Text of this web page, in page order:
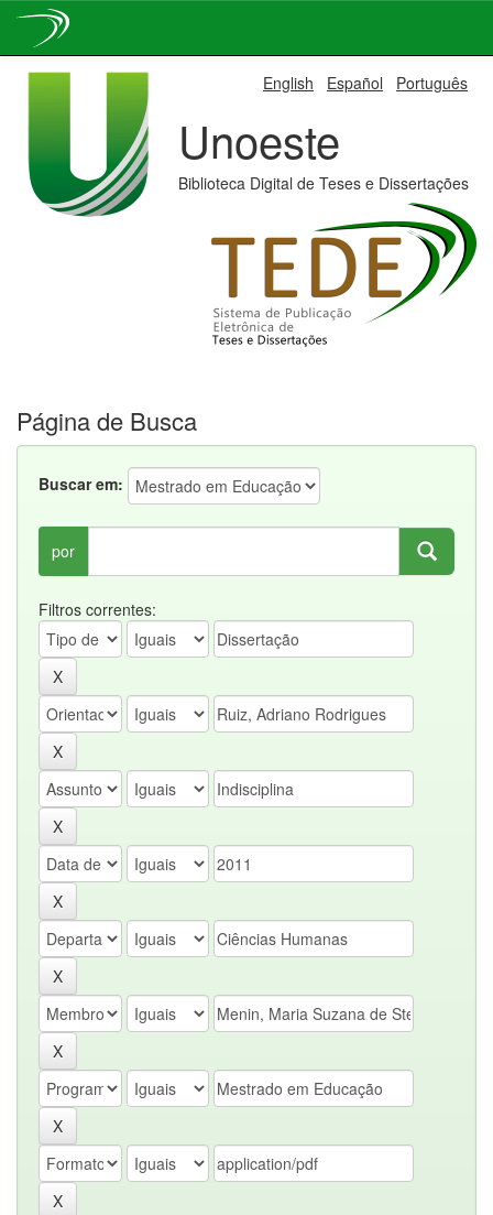
English Español Português
Unoeste
Biblioteca Digital de Teses e Dissertações
Página de Busca
Buscar em:
por
Filtros correntes: